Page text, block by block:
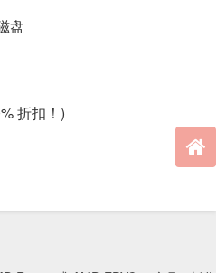
盘
折扣！)